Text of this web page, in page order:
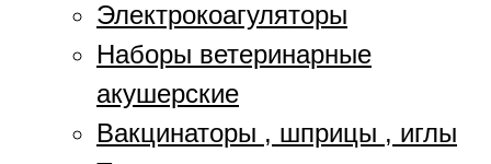
Электрокоагуляторы
Наборы ветеринарные
акушерские
Вакцинаторы , шприцы , иглы